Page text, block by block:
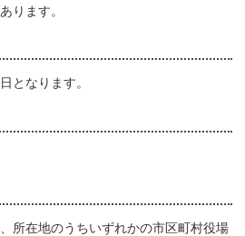
ります。
となります。
所在地のうちいずれかの市区町村役場